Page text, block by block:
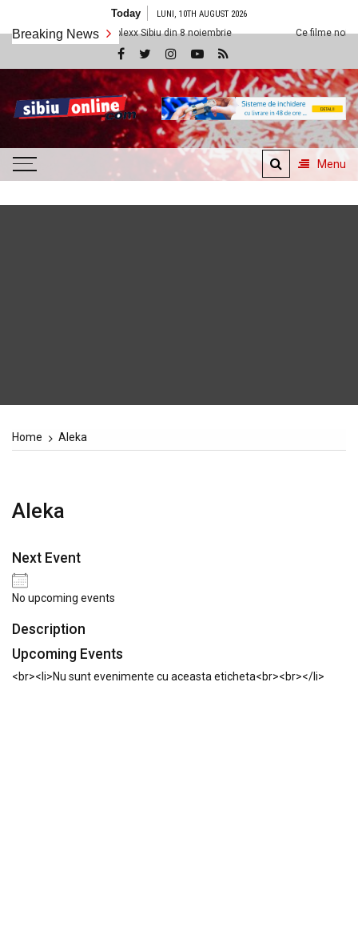
content
Today LUNI, 10TH AUGUST 2026
Breaking News
la Cineplexx Sibiu din 8 noiembrie Ce filme noi vedem la
SibiuOnline.com
… locatii si evenimente din
Sibiu!!!
Menu
Home Aleka
Aleka
Next Event
No upcoming events
Description
Upcoming Events
<br><li>Nu sunt evenimente cu aceasta eticheta<br><br></li>